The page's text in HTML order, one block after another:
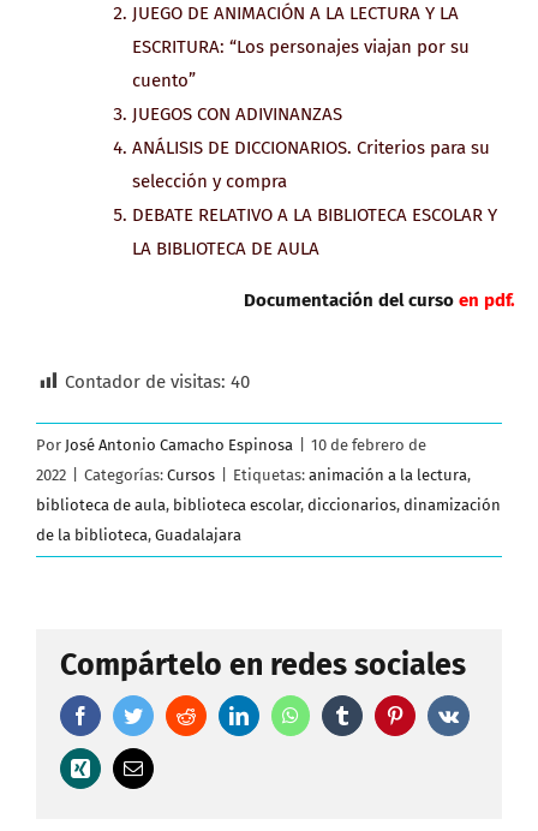
JUEGO DE ANIMACIÓN A LA LECTURA Y LA
ESCRITURA: “Los personajes viajan por su
cuento”
JUEGOS CON ADIVINANZAS
ANÁLISIS DE DICCIONARIOS. Criterios para su
selección y compra
DEBATE RELATIVO A LA BIBLIOTECA ESCOLAR Y
LA BIBLIOTECA DE AULA
Documentación del curso en pdf.
Contador de visitas: 40
Por José Antonio Camacho Espinosa
10 de febrero de
2022
Categorías: Cursos Etiquetas: animación a la lectura,
biblioteca de aula, biblioteca escolar, diccionarios, dinamización
de la biblioteca, Guadalajara
Compártelo en redes sociales
FacebookTwitterRedditLinkedInWhatsAppTumblr Pinterest
Vk
Xing
Correo
electrónico